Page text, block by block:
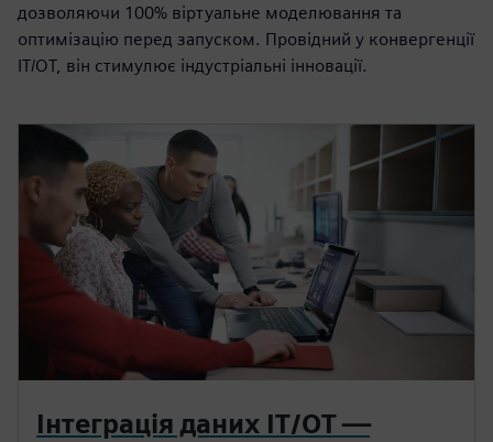
дозволяючи 100% віртуальне моделювання та
оптимізацію перед запуском. Провідний у конвергенції
IT/OT, він стимулює індустріальні інновації.
Інтеграція даних IT/OT —